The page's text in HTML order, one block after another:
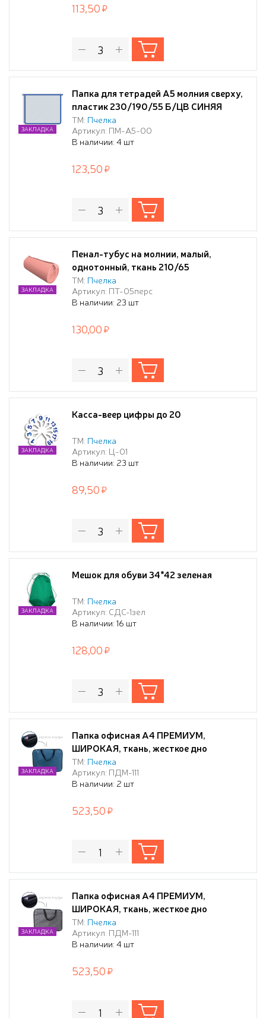
113,50
Папка для тетрадей А5 молния сверху,
пластик 230/190/55 Б/ЦВ СИНЯЯ
ТМ: Пчелка
Артикул: ПМ-А5-00
В наличии: 4 шт
ЗАКЛАДКА
123,50
Пенал-тубус на молнии, малый,
однотонный, ткань 210/65
ПЕРСИКОВЫЙ
ТМ: Пчелка
Артикул: ПТ-05перс
В наличии: 23 шт
ЗАКЛАДКА
130,00
Касса-веер цифры до 20
ТМ: Пчелка
Артикул: Ц-01
В наличии: 23 шт
ЗАКЛАДКА
89,50
Мешок для обуви 34*42 зеленая
ТМ: Пчелка
Артикул: СДС-1зел
В наличии: 16 шт
ЗАКЛАДКА
128,00
Папка офисная А4 ПРЕМИУМ,
ШИРОКАЯ, ткань, жесткое дно
350/270/60 "АКВАМАРИН ТЕМНЫЙ"
ТМ: Пчелка
Артикул: ПДМ-111
В наличии: 2 шт
ЗАКЛАДКА
523,50
Папка офисная А4 ПРЕМИУМ,
ШИРОКАЯ, ткань, жесткое дно
350/270/60 "ГРАФИТ"
ТМ: Пчелка
Артикул: ПДМ-111
В наличии: 4 шт
ЗАКЛАДКА
523,50